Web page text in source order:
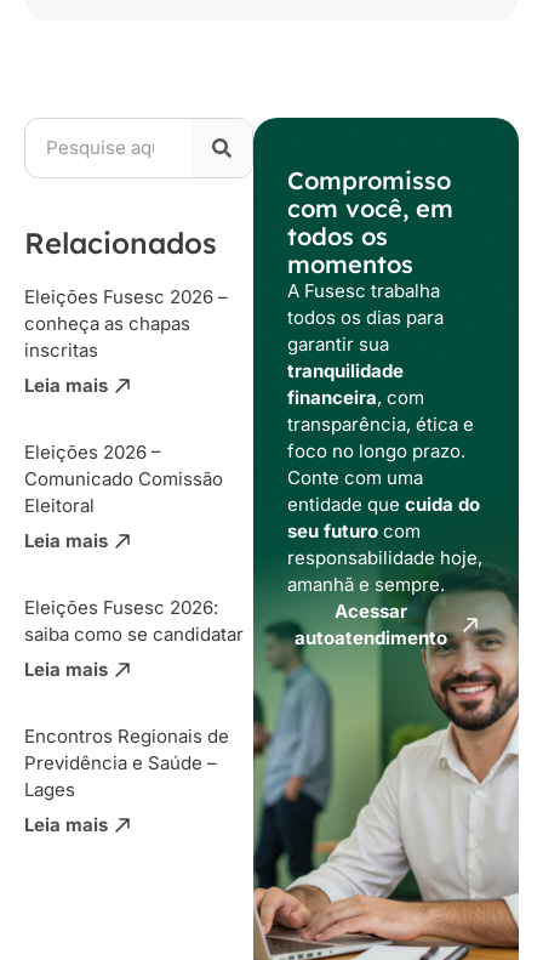
Relacionados
Eleições Fusesc 2026 –
conheça as chapas
inscritas
Leia mais
Eleições 2026 –
Comunicado Comissão
Eleitoral
Leia mais
Eleições Fusesc 2026:
saiba como se candidatar
Leia mais
Encontros Regionais de
Previdência e Saúde –
Lages
Leia mais
Compromisso
com você, em
todos os
momentos
A Fusesc trabalha
todos os dias para
garantir sua
tranquilidade
financeira, com
transparência, ética e
foco no longo prazo.
Conte com uma
entidade que cuida do
seu futurocom
responsabilidade hoje,
amanhã e sempre.
Acessar
autoatendimento